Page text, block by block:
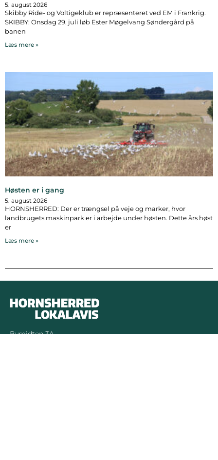
5. august 2026
Skibby Ride- og Voltigeklub er repræsenteret ved EM i Frankrig.
SKIBBY: Onsdag 29. juli løb Ester Møgelvang Søndergård på
banen
Læs mere »
Høsten er i gang
5. august 2026
HORNSHERRED: Der er trængsel på veje og marker, hvor
landbrugets maskinpark er i arbejde under høsten. Dette års høst
er
Læs mere »
Bymidten 3A